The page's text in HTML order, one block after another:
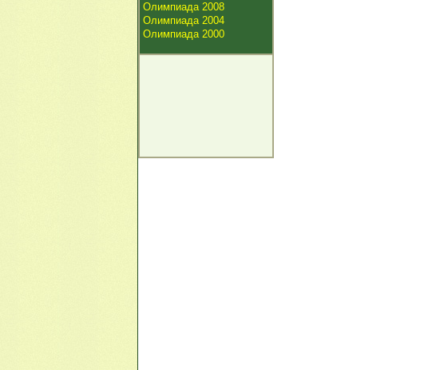
Олимпиада 2008
Олимпиада 2004
Олимпиада 2000